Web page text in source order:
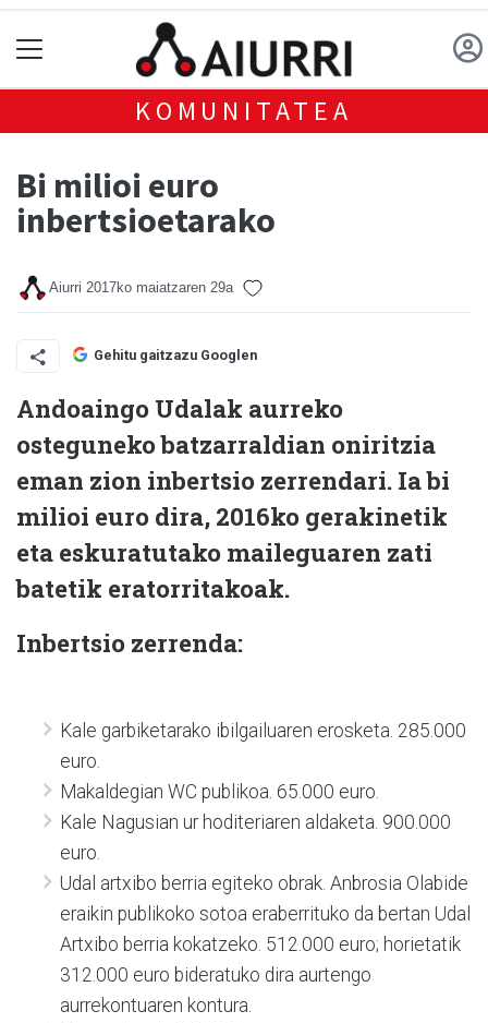
KOMUNITATEA
Bi milioi euro
inbertsioetarako
Aiurri 2017ko maiatzaren 29a
Gehitu gaitzazu Googlen
Andoaingo Udalak aurreko
osteguneko batzarraldian oniritzia
eman zion inbertsio zerrendari. Ia bi
milioi euro dira, 2016ko gerakinetik
eta eskuratutako maileguaren zati
batetik eratorritakoak.
Inbertsio zerrenda:
Kale garbiketarako ibilgailuaren erosketa. 285.000
euro.
Makaldegian WC publikoa. 65.000 euro.
Kale Nagusian ur hoditeriaren aldaketa. 900.000
euro.
Udal artxibo berria egiteko obrak. Anbrosia Olabide
eraikin publikoko sotoa eraberrituko da bertan Udal
Artxibo berria kokatzeko. 512.000 euro; horietatik
312.000 euro bideratuko dira aurtengo
aurrekontuaren kontura.